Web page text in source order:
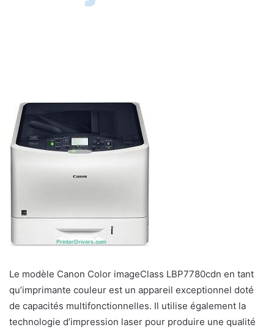
Le modèle Canon Color imageClass LBP7780cdn en tant
qu’imprimante couleur est un appareil exceptionnel doté
de capacités multifonctionnelles. Il utilise également la
technologie d’impression laser pour produire une qualité